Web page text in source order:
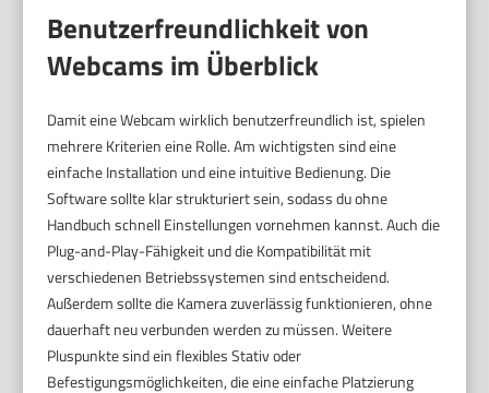
Benutzerfreundlichkeit von
Webcams im Überblick
Damit eine Webcam wirklich benutzerfreundlich ist, spielen
mehrere Kriterien eine Rolle. Am wichtigsten sind eine
einfache Installation und eine intuitive Bedienung. Die
Software sollte klar strukturiert sein, sodass du ohne
Handbuch schnell Einstellungen vornehmen kannst. Auch die
Plug-and-Play-Fähigkeit und die Kompatibilität mit
verschiedenen Betriebssystemen sind entscheidend.
Außerdem sollte die Kamera zuverlässig funktionieren, ohne
dauerhaft neu verbunden werden zu müssen. Weitere
Pluspunkte sind ein flexibles Stativ oder
Befestigungsmöglichkeiten, die eine einfache Platzierung